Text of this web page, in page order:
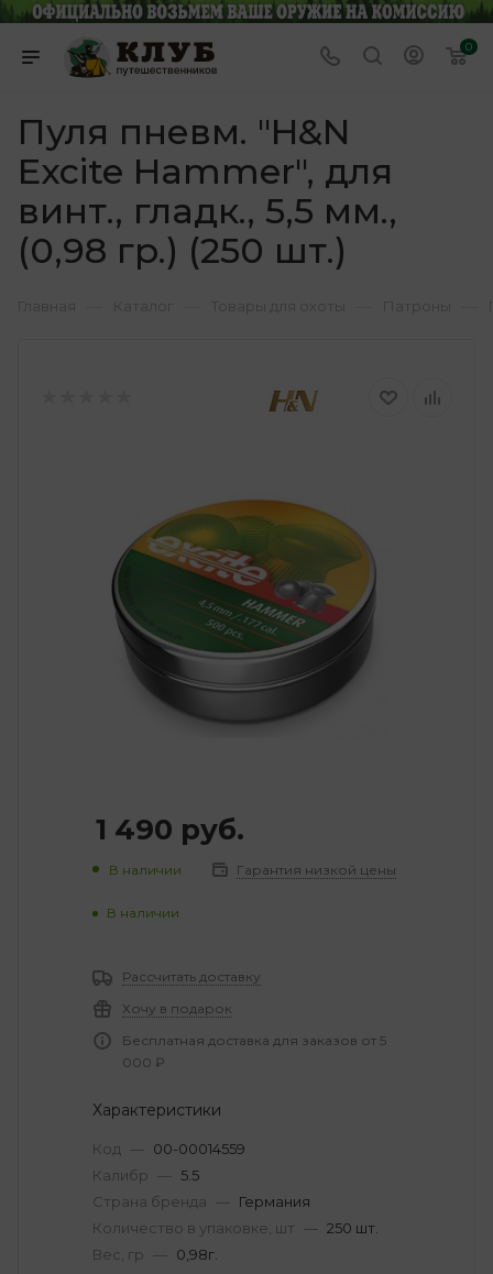
0
Пуля пневм. "H&N
Excite Hammer", для
винт., гладк., 5,5 мм.,
(0,98 гр.) (250 шт.)
1 490 руб.
В наличии Гарантия низкой цены
В наличии
Рассчитать доставку
Хочу в подарок
Бесплатная доставка для заказов от 5
000 ₽
Характеристики
Код — 00-00014559
Калибр — 5.5
Страна бренда — Германия
Количество в упаковке, шт — 250 шт.
Вес, гр — 0,98г.